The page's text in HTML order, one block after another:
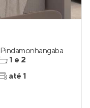
Pindamonhangaba
1 e 2
até 1